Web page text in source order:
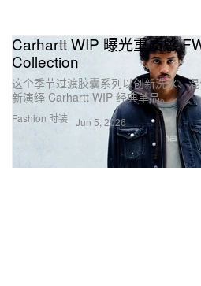
Fashion 时装
Carhartt WIP 曝光重质感
Collection
这个季节过渡胶囊系列以创新洗水、
新演绎 Carhartt WIP 经典单品。
Jun 5, 2026